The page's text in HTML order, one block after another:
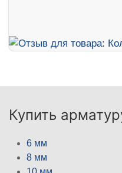
Купить
6 мм
8 мм